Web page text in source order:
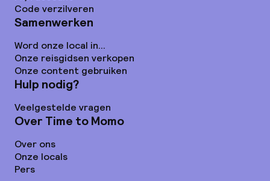
Code verzilveren
Samenwerken
Word onze local in...
Onze reisgidsen verkopen
Onze content gebruiken
Hulp nodig?
Veelgestelde vragen
Over Time to Momo
Over ons
Onze locals
Pers